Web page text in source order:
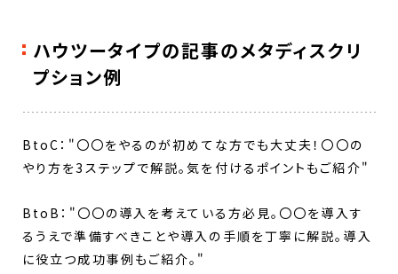
ハウツータイプの記事のメタディスクリ
プション例
BtoC："〇〇をやるのが初めてな方でも大丈夫！〇〇の
やり方を3ステップで解説。気を付けるポイントもご紹介"
BtoB："〇〇の導入を考えている方必見。〇〇を導入す
るうえで準備すべきことや導入の手順を丁寧に解説。導入
に役立つ成功事例もご紹介。"